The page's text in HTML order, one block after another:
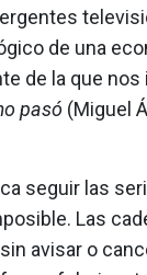
de una
de la que nos
pasó (Miguel
seguir las
Las
avisar o